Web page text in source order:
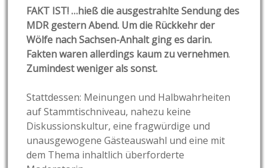
FAKT IST! …hieß die ausgestrahlte Sendung des
MDR gestern Abend. Um die Rückkehr der
Wölfe nach Sachsen-Anhalt ging es darin.
Fakten waren allerdings kaum zu vernehmen.
Zumindest weniger als sonst.
Stattdessen: Meinungen und Halbwahrheiten
auf Stammtischniveau, nahezu keine
Diskussionskultur, eine fragwürdige und
unausgewogene Gästeauswahl und eine mit
dem Thema inhaltlich überforderte